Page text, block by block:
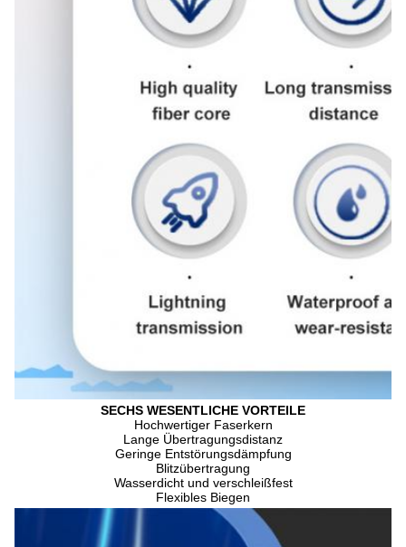
SECHS WESENTLICHE VORTEILE
Hochwertiger Faserkern
Lange Übertragungsdistanz
Geringe Entstörungsdämpfung
Blitzübertragung
Wasserdicht und verschleißfest
Flexibles Biegen